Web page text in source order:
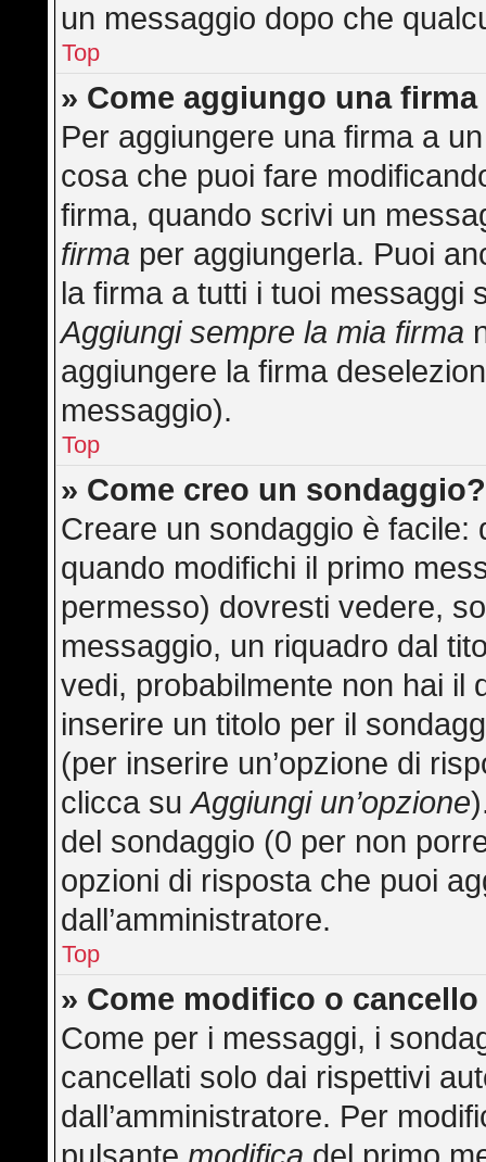
un messaggio dopo che
Top
» Come aggiungo una
Per aggiungere una firma a
cosa che puoi fare
firma, quando scrivi un
firma per aggiungerla. Puoi
la firma a tutti i tuoi messaggi
Aggiungi sempre la mia firma
aggiungere la firma
messaggio).
Top
» Come creo un sondaggio?
Creare un sondaggio è
quando modifichi il primo
permesso) dovresti vedere,
messaggio, un riquadro dal
vedi, probabilmente non hai il
inserire un titolo per il
(per inserire un’opzione di
clicca suAggiungi un’opzione
del sondaggio (0 per non
opzioni di risposta che puoi
dall’amministratore.
Top
» Come modifico o
Come per i messaggi, i
cancellati solo dai rispettivi
dall’amministratore. Per